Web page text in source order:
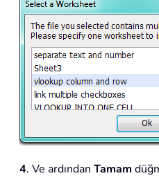
4. Ve ardından Tamam